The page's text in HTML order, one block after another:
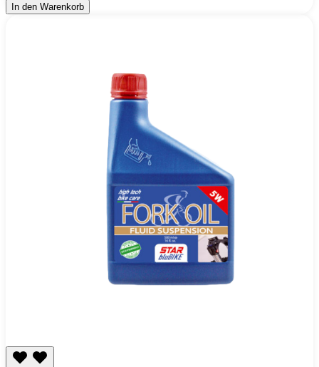
In den Warenkorb